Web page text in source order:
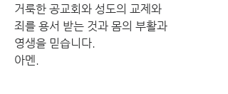
거룩한 공교회와 성도의 교제와
죄를 용서 받는 것과 몸의 부활과
영생을 믿습니다.
아멘.